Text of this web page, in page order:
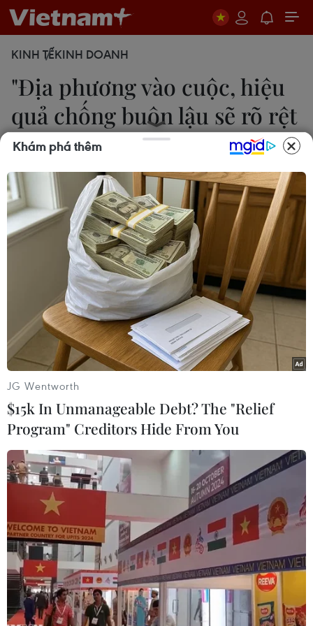
KINH TẾKINH DOANH
"Địa phương vào cuộc, hiệu
quả chống buôn lậu sẽ rõ rệt
hơn"
Đức Duy
14/01/2015 10:33
Theo Bộ trưởng Bộ Công Thương Vũ Huy Hoàng,
mọi công việc nếu có sự tham gia của chính quyền
địa phương sẽ giúp hiệu quả được nâng cao rõ
Sử dụng xe máy vận chuyển thuốc lá lậu trên đường. (Ảnh:
Thanh Bình/TTXVN)
Theo Bộ trưởng Bộ Công Thương Vũ Huy Hoàng,
không chỉ trong hoạt động chống buôn lậu và
gian lận thương mại mà bất cứ công việc gì, nếu
Khám phá thêm
JG Wentworth
$15k In Unmanageable Debt? The "Relief
Program" Creditors Hide From You